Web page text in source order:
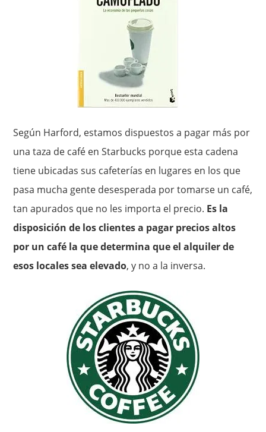
Según Harford, estamos dispuestos a pagar más por
una taza de café en Starbucks porque esta cadena
tiene ubicadas sus cafeterías en lugares en los que
pasa mucha gente desesperada por tomarse un café,
tan apurados que no les importa el precio. Es la
disposición de los clientes a pagar precios altos
por un café la que determina que el alquiler de
esos locales sea elevado, y no a la inversa.